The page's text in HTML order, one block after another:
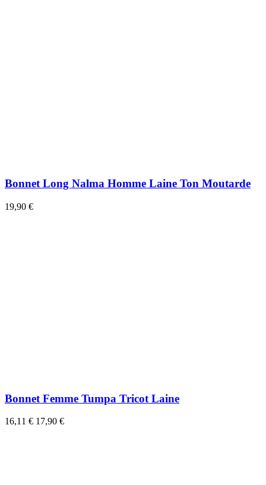
Bonnet Long Nalma Homme Laine Ton Moutarde
19,90 €
Bonnet Femme Tumpa Tricot Laine
16,11 € 17,90 €